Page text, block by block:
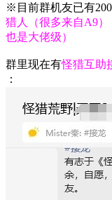
※目前群机友已有
猎人（很多来自A9）
也是大佬级）
群里现在有怪猎互助
：